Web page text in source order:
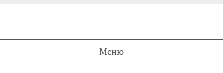
Меню